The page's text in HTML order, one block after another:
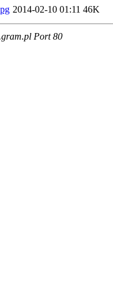
2014-02-10 01:11 46K
Port 80